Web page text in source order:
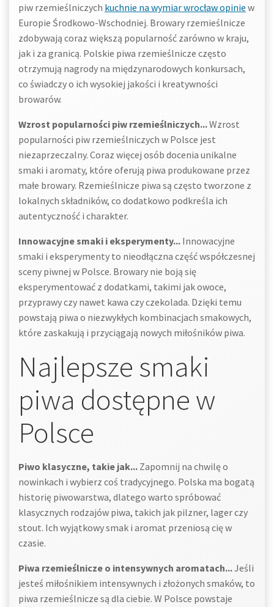
piw rzemieślniczych kuchnie na wymiar wrocław opinie w
Europie Środkowo-Wschodniej. Browary rzemieślnicze
zdobywają coraz większą popularność zarówno w kraju,
jak i za granicą. Polskie piwa rzemieślnicze często
otrzymują nagrody na międzynarodowych konkursach,
co świadczy o ich wysokiej jakości i kreatywności
browarów.
Wzrost popularności piw rzemieślniczych...Wzrost
popularności piw rzemieślniczych w Polsce jest
niezaprzeczalny. Coraz więcej osób docenia unikalne
smaki i aromaty, które oferują piwa produkowane przez
małe browary. Rzemieślnicze piwa są często tworzone z
lokalnych składników, co dodatkowo podkreśla ich
autentyczność i charakter.
Innowacyjne smaki i eksperymenty... Innowacyjne
smaki i eksperymenty to nieodłączna część współczesnej
sceny piwnej w Polsce. Browary nie boją się
eksperymentować z dodatkami, takimi jak owoce,
przyprawy czy nawet kawa czy czekolada. Dzięki temu
powstają piwa o niezwykłych kombinacjach smakowych,
które zaskakują i przyciągają nowych miłośników piwa.
Najlepsze smaki
piwa dostępne w
Polsce
Piwo klasyczne, takie jak... Zapomnij na chwilę o
nowinkach i wybierz coś tradycyjnego. Polska ma bogatą
historię piwowarstwa, dlatego warto spróbować
klasycznych rodzajów piwa, takich jak pilzner, lager czy
stout. Ich wyjątkowy smak i aromat przeniosą cię w
czasie.
Piwa rzemieślnicze o intensywnych aromatach...Jeśli
jesteś miłośnikiem intensywnych i złożonych smaków, to
piwa rzemieślnicze są dla ciebie. W Polsce powstaje